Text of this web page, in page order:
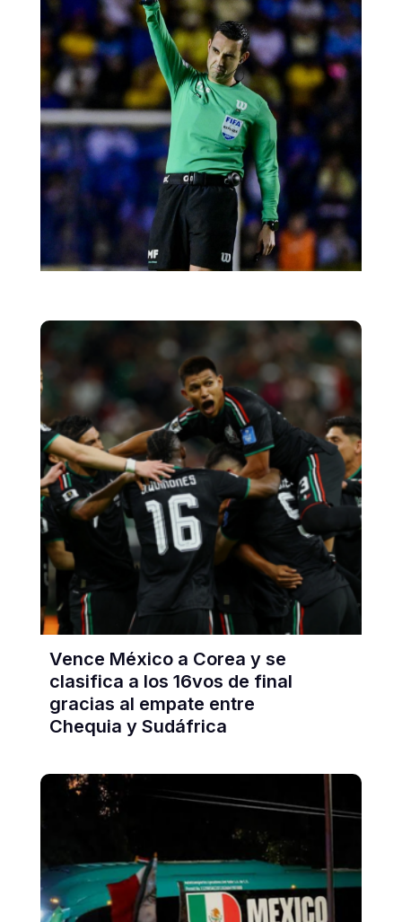
Vence México a Corea y se
clasifica a los 16vos de final
gracias al empate entre
Chequia y Sudáfrica